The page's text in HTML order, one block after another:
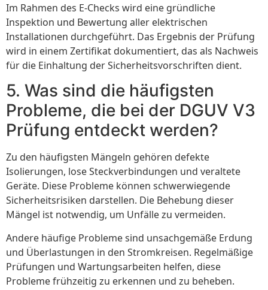
Im Rahmen des E-Checks wird eine gründliche
Inspektion und Bewertung aller elektrischen
Installationen durchgeführt. Das Ergebnis der Prüfung
wird in einem Zertifikat dokumentiert, das als Nachweis
für die Einhaltung der Sicherheitsvorschriften dient.
5. Was sind die häufigsten
Probleme, die bei der DGUV V3
Prüfung entdeckt werden?
Zu den häufigsten Mängeln gehören defekte
Isolierungen, lose Steckverbindungen und veraltete
Geräte. Diese Probleme können schwerwiegende
Sicherheitsrisiken darstellen. Die Behebung dieser
Mängel ist notwendig, um Unfälle zu vermeiden.
Andere häufige Probleme sind unsachgemäße Erdung
und Überlastungen in den Stromkreisen. Regelmäßige
Prüfungen und Wartungsarbeiten helfen, diese
Probleme frühzeitig zu erkennen und zu beheben.